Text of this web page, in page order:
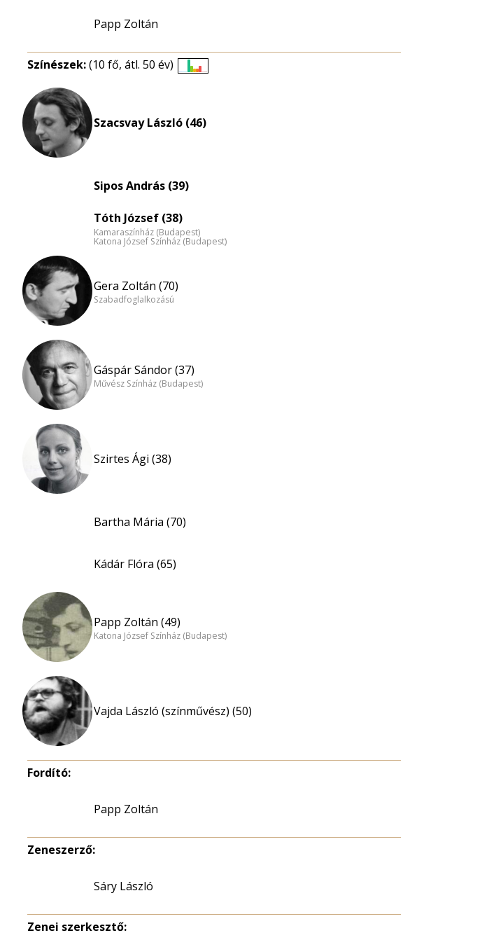
Papp Zoltán
Színészek:(10 fő, átl. 50 év)
Szacsvay László (46)
Sipos András (39)
Tóth József (38)
Kamaraszínház (Budapest)
Katona József Színház (Budapest)
Gera Zoltán (70)
Szabadfoglalkozású
Gáspár Sándor (37)
Művész Színház (Budapest)
Szirtes Ági (38)
Bartha Mária (70)
Kádár Flóra (65)
Papp Zoltán (49)
Katona József Színház (Budapest)
Vajda László (színművész) (50)
Fordító:
Papp Zoltán
Zeneszerző:
Sáry László
Zenei szerkesztő: